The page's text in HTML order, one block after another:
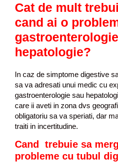
Cat de mult
cand ai o
hepatologie?
In caz de simptome digestive
sa va adresati unui medic cu
gastroenterologie sau
care ii aveti in zona dvs
obligatoriu sa va speriati, dar
traiti in incertitudine.
Cand trebuie sa
probleme cu tubul